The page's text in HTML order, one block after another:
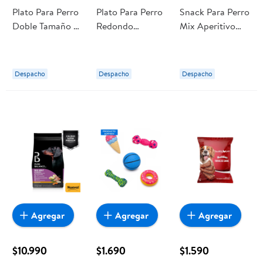
Plato Para Perro
Doble Tamaño M
Despacho
Plato Para Perro
Redondo
Despacho
Snack Para Perro
Mix Aperitivo
Despacho
$10.990
Agregar
$1.690
Agregar
$1.590
Agregar